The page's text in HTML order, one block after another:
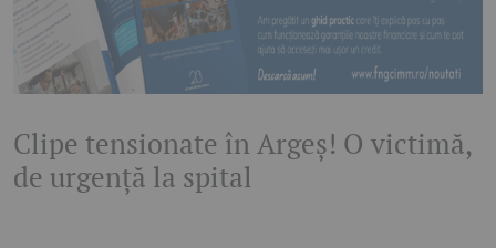
Clipe tensionate în Argeș! O victimă,
de urgență la spital